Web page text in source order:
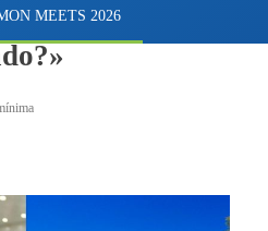
MEETS 2026
la Listeria en el